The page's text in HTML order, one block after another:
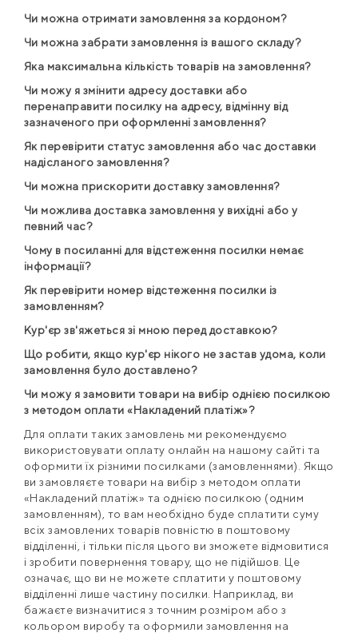
Чи можна отримати замовлення за кордоном?
Чи можна забрати замовлення із вашого складу?
Яка максимальна кількість товарів на замовлення?
Чи можу я змінити адресу доставки або
перенаправити посилку на адресу, відмінну від
зазначеного при оформленні замовлення?
Як перевірити статус замовлення або час доставки
надісланого замовлення?
Чи можна прискорити доставку замовлення?
Чи можлива доставка замовлення у вихідні або у
певний час?
Чому в посиланні для відстеження посилки немає
інформації?
Як перевірити номер відстеження посилки із
замовленням?
Кур'єр зв'яжеться зі мною перед доставкою?
Що робити, якщо кур'єр нікого не застав удома, коли
замовлення було доставлено?
Чи можу я замовити товари на вибір однією посилкою
з методом оплати «Накладений платіж»?
Для оплати таких замовлень ми рекомендуємо
використовувати оплату онлайн на нашому сайті та
оформити їх різними посилками (замовленнями). Якщо
ви замовляєте товари на вибір з методом оплати
«Накладений платіж» та однією посилкою (одним
замовленням), то вам необхідно буде сплатити суму
всіх замовлених товарів повністю в поштовому
відділенні, і тільки після цього ви зможете відмовитися
і зробити повернення товару, що не підійшов. Це
означає, що ви не можете сплатити у поштовому
відділенні лише частину посилки. Наприклад, ви
бажаєте визначитися з точним розміром або з
кольором виробу та оформили замовлення на